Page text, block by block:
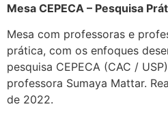
Mesa CEPECA – Pesquisa
Mesa com professoras e
prática, com os enfoques
pesquisa CEPECA (CAC /
professora Sumaya Mattar.
de 2022.